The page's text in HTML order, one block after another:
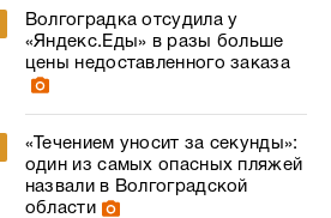
Волгоградка отсудила у
«Яндекс.Еды» в разы больше
цены недоставленного заказа
«Течением уносит за секунды»:
один из самых опасных пляжей
назвали в Волгоградской
области